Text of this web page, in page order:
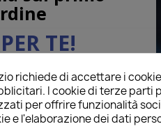
Grade starstarstar
Leandro Kapsali
richiede di accettare i
I cookie di terze parti
per offrire funzionalità
e l'elaborazione dei dati
TE!
qui sotto per ricevere il
sul tuo primo ordine!